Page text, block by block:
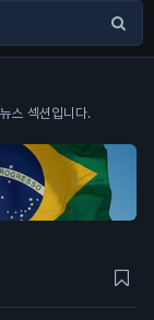
스 섹션입니다.